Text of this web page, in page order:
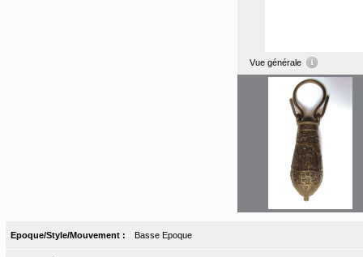
Vue générale
Epoque/Style/Mouvement : Basse Epoque